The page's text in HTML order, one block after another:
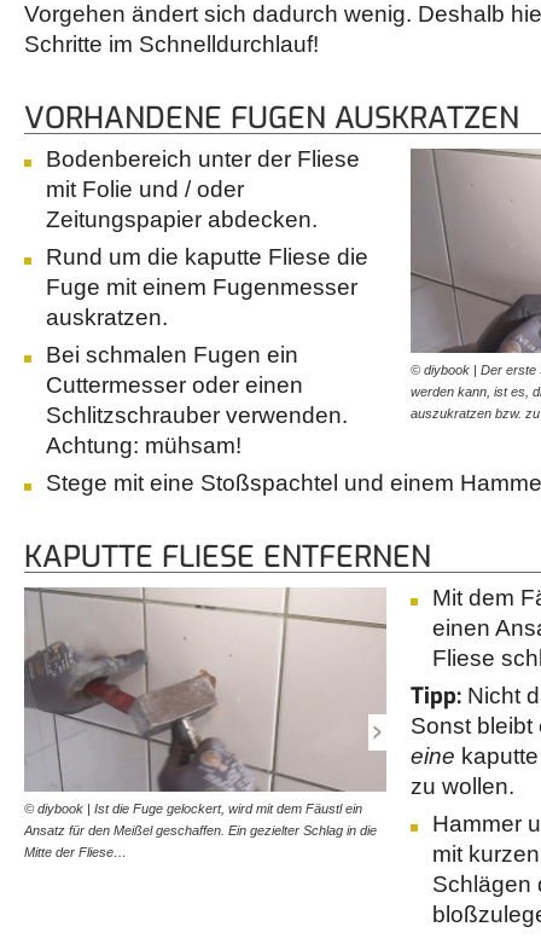
Vorgehen ändert sich dadurch wenig. Deshalb
Schritte im Schnelldurchlauf!
VORHANDENE FUGEN AUSKRATZEN
© diybook | Der erste
werden kann, ist es,
auszukratzen bzw.
Bodenbereich unter der Fliese
mit Folie und / oder
Zeitungspapier abdecken.
Rund um die kaputte Fliese die
Fuge mit einem Fugenmesser
auskratzen.
Bei schmalen Fugen ein
Cuttermesser oder einen
Schlitzschrauber verwenden.
Achtung: mühsam!
Stege mit eine Stoßspachtel und einem
KAPUTTE FLIESE ENTFERNEN
© diybook | Ist die Fuge gelockert, wird mit dem Fäustl ein
Ansatz für den Meißel geschaffen. Ein gezielter Schlag in die
Mitte der Fliese…
der kaputten Fliese wird
Wie schon zuvor gilt…
Mit dem
einen
Fliese
Tipp: Nicht
Sonst bleibt
eine
zu wollen.
Hammer
mit
Schlägen